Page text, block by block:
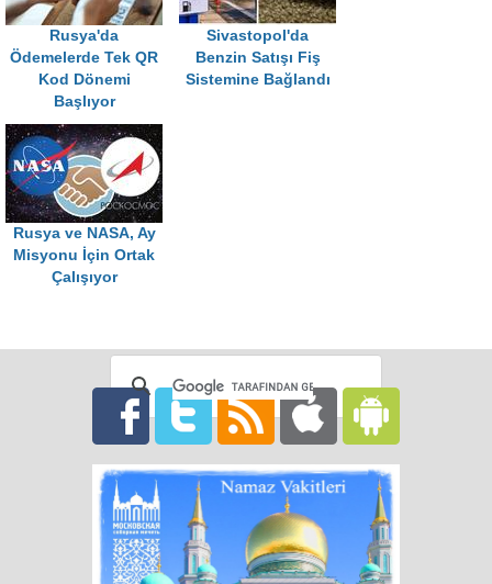
Rusya'da
Ödemelerde Tek QR
Kod Dönemi
Başlıyor
Sivastopol'da
Benzin Satışı Fiş
Sistemine Bağlandı
Rusya ve NASA, Ay
Misyonu İçin Ortak
Çalışıyor